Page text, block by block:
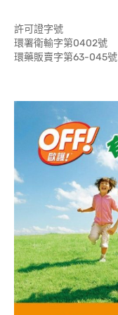
許可證字號
環署衛輸字第0402號
環藥販賣字第63-045號